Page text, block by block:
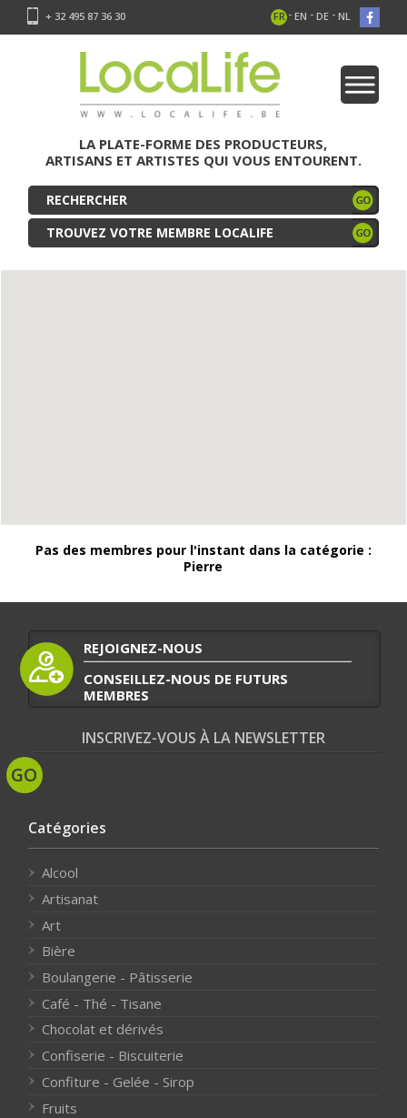
+ 32 495 87 36 30 FR - EN - DE - NL
LA PLATE-FORME DES PRODUCTEURS,
ARTISANS ET ARTISTES QUI VOUS ENTOURENT.
TROUVEZ VOTRE MEMBRE LOCALIFE
Pas des membres pour l'instant dans la catégorie :
Pierre
REJOIGNEZ-NOUS
CONSEILLEZ-NOUS DE FUTURS
MEMBRES
INSCRIVEZ-VOUS À LA NEWSLETTER
Catégories
Alcool
Artisanat
Art
Bière
Boulangerie - Pâtisserie
Café - Thé - Tisane
Chocolat et dérivés
Confiserie - Biscuiterie
Confiture - Gelée - Sirop
Fruits